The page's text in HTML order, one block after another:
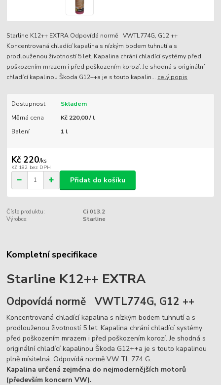
Starline K12++ EXTRA Odpovídá normě VWTL774G, G12 ++
Koncentrovaná chladící kapalina s nízkým bodem tuhnutí a s
prodlouženou životností 5 let. Kapalina chrání chladící systémy před
poškozením mrazem i před poškozením korozí. Je shodná s originální
chladící kapalinou Škoda G12++a je s touto kapalin... celý popis
Dostupnost
Skladem
Měrná cena
Kč 220,00 / l
Balení
1 l
Kč 220/ks
Kč 182 bez DPH
Přidat do košíku
Číslo produktu:
Ci 013.2
Výrobce:
Starline
Kompletní specifikace
Starline K12++ EXTRA
Odpovídá normě VWTL774G, G12 ++
Koncentrovaná chladící kapalina s nízkým bodem tuhnutí a s
prodlouženou životností 5 let. Kapalina chrání chladící systémy
před poškozením mrazem i před poškozením korozí. Je shodná s
originální chladící kapalinou Škoda G12++a je s touto kapalinou
plně mísitelná. Odpovídá normě VW TL 774 G.
Kapalina určená zejména do nejmodernějších motorů
(především koncern VW).